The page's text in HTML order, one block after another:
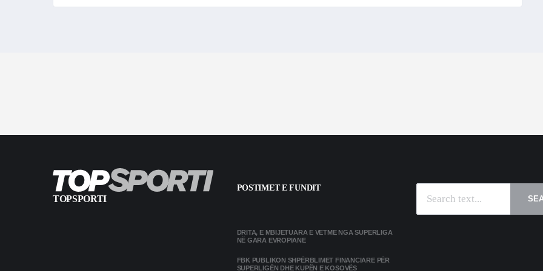
TOPSPORTI
POSTIMET E FUNDIT
DRITA, E MBIJETUARA E VETME NGA SUPERLIGA
NË GARA EVROPIANE
FBK PUBLIKON SHPËRBLIMET FINANCIARE PËR
SUPERLIGËN DHE KUPËN E KOSOVËS